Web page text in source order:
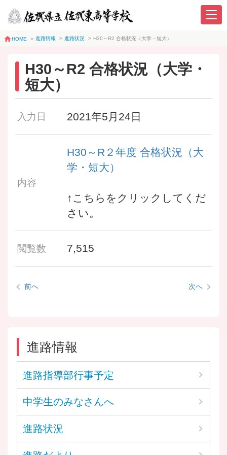
HOME > 進路情報 > 進路状況 > H30～R2 合格状況（大学・短大）
H30～R2 合格状況（大学・
短大）
入力日 2021年5月24日
内容
H30～R２年度 合格状況（大
学・短大）
↑こちらをクリックしてくだ
さい。
閲覧数 7,515
前へ 次へ
進路情報
進路指導部行事予定
中学生のみなさんへ
進路状況